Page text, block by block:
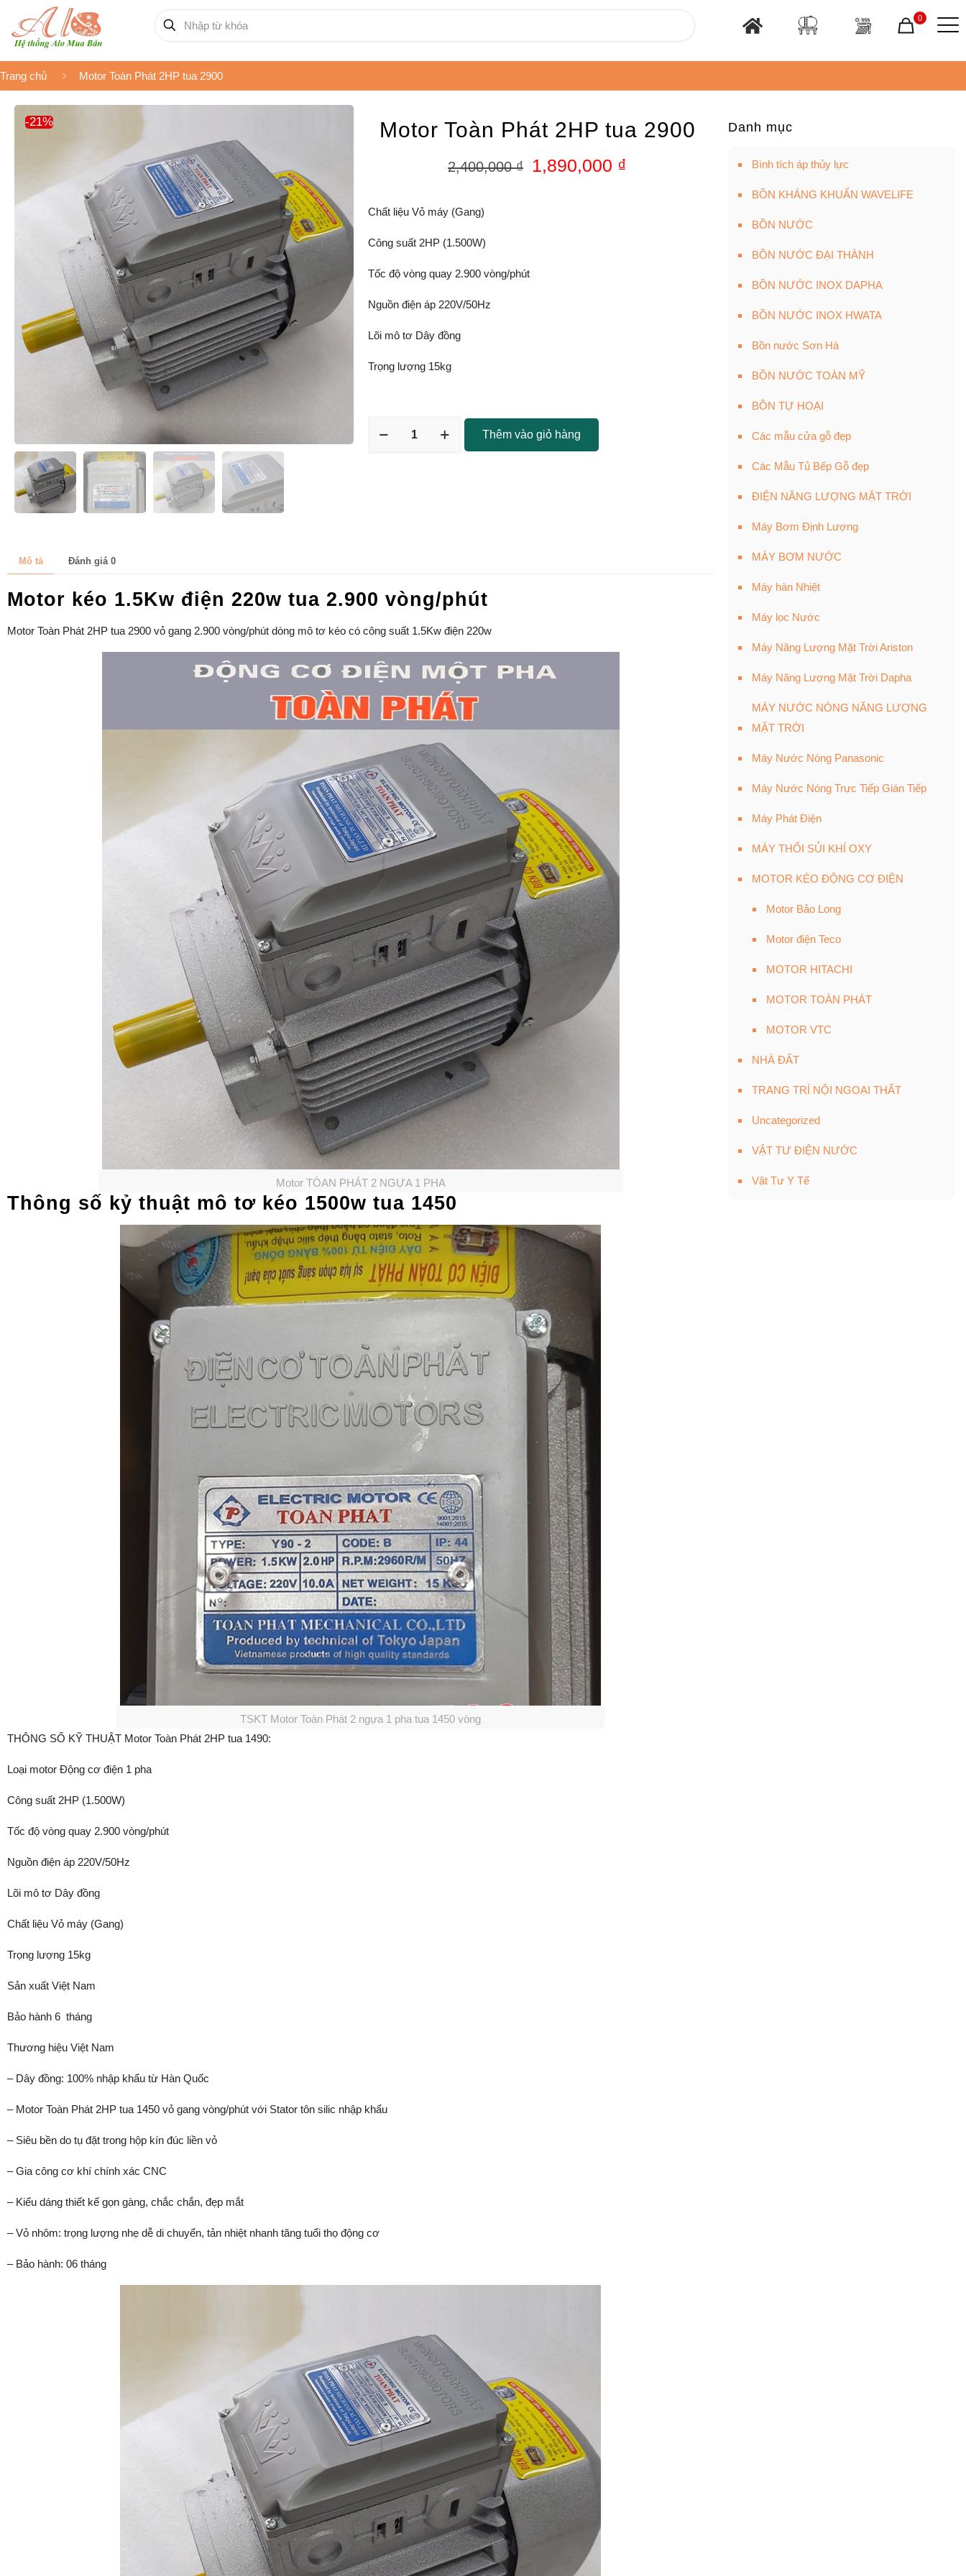
0
Trang chủ Motor Toàn Phát 2HP tua 2900
-21% Motor Toàn Phát 2HP tua 2900
2,400,000₫ 1,890,000 ₫
Chất liệu Vỏ máy (Gang)
Công suất 2HP (1.500W)
Tốc độ vòng quay 2.900 vòng/phút
Nguồn điện áp 220V/50Hz
Lõi mô tơ Dây đồng
Trọng lượng 15kg
Thêm vào giỏ hàng
Mô tả Đánh giá 0
Motor kéo 1.5Kw điện 220w tua 2.900 vòng/phút
Motor Toàn Phát 2HP tua 2900 vỏ gang 2.900 vòng/phút dòng mô tơ kéo có công suất 1.5Kw điện 220w
Motor TÒAN PHÁT 2 NGỰA 1 PHA
Thông số kỷ thuật mô tơ kéo 1500w tua 1450
TSKT Motor Toàn Phát 2 ngựa 1 pha tua 1450 vòng
THÔNG SỐ KỸ THUẬT Motor Toàn Phát 2HP tua 1490:
Loại motor Động cơ điện 1 pha
Công suất 2HP (1.500W)
Tốc độ vòng quay 2.900 vòng/phút
Nguồn điện áp 220V/50Hz
Lõi mô tơ Dây đồng
Chất liệu Vỏ máy (Gang)
Trọng lượng 15kg
Sản xuất Việt Nam
Bảo hành 6 tháng
Thương hiệu Việt Nam
– Dây đồng: 100% nhập khẩu từ Hàn Quốc
– Motor Toàn Phát 2HP tua 1450 vỏ gang vòng/phút với Stator tôn silic nhập khẩu
– Siêu bền do tụ đặt trong hộp kín đúc liền vỏ
– Gia công cơ khí chính xác CNC
– Kiểu dáng thiết kế gọn gàng, chắc chắn, đẹp mắt
– Vỏ nhôm: trọng lượng nhẹ dễ di chuyển, tản nhiệt nhanh tăng tuổi thọ động cơ
– Bảo hành: 06 tháng
Danh mục
Bình tích áp thủy lực
BỒN KHÁNG KHUẨN WAVELIFE
BỒN NƯỚC
BỒN NƯỚC ĐẠI THÀNH
BỒN NƯỚC INOX DAPHA
BỒN NƯỚC INOX HWATA
Bồn nước Sơn Hà
BỒN NƯỚC TOÀN MỸ
BỒN TỰ HOẠI
Các mẫu cửa gỗ đẹp
Các Mẫu Tủ Bếp Gỗ đẹp
ĐIỆN NĂNG LƯỢNG MẶT TRỜI
Máy Bơm Định Lượng
MÁY BƠM NƯỚC
Máy hàn Nhiệt
Máy lọc Nước
Máy Năng Lượng Mặt Trời Ariston
Máy Năng Lượng Mặt Trời Dapha
MÁY NƯỚC NÓNG NĂNG LƯỢNG
MẶT TRỜI
Máy Nước Nóng Panasonic
Máy Nước Nóng Trực Tiếp Gián Tiếp
Máy Phát Điện
MÁY THỔI SỦI KHÍ OXY
MOTOR KÉO ĐỘNG CƠ ĐIỆN
Motor Bảo Long
Motor điện Teco
MOTOR HITACHI
MOTOR TOÀN PHÁT
MOTOR VTC
NHÀ ĐẤT
TRANG TRÍ NỘI NGOẠI THẤT
Uncategorized
VẬT TƯ ĐIỆN NƯỚC
Vật Tư Y Tế